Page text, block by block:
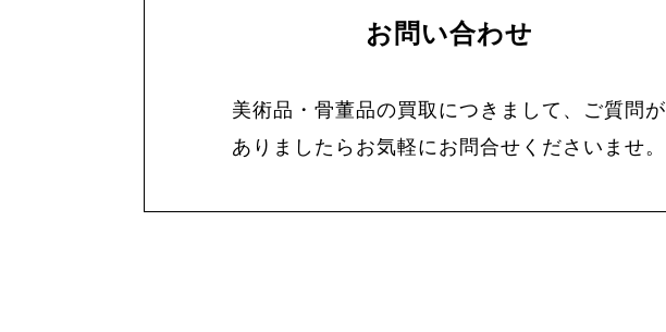
お問い合わせ
美術品・骨董品の買取につきまして、ご質問が
ありましたらお気軽にお問合せくださいませ。